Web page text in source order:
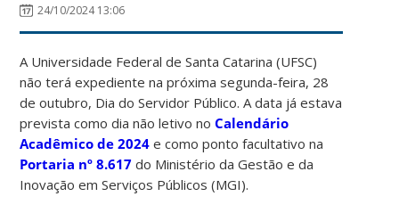
24/10/2024 13:06
A Universidade Federal de Santa Catarina (UFSC)
não terá expediente na próxima segunda-feira, 28
de outubro, Dia do Servidor Público. A data já estava
prevista como dia não letivo noCalendário
Acadêmico de 2024 e como ponto facultativo na
Portaria nº 8.617 do Ministério da Gestão e da
Inovação em Serviços Públicos (MGI).